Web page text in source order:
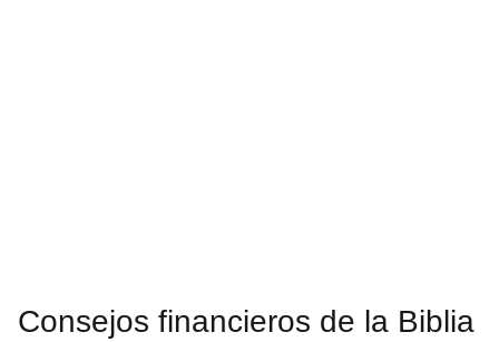
Consejos financieros de la Biblia